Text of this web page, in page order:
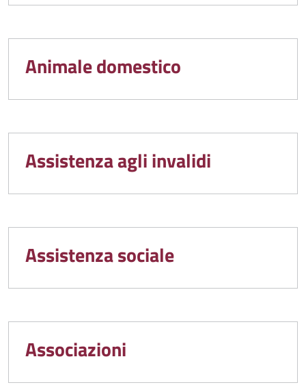
Animale domestico
Assistenza agli invalidi
Assistenza sociale
Associazioni